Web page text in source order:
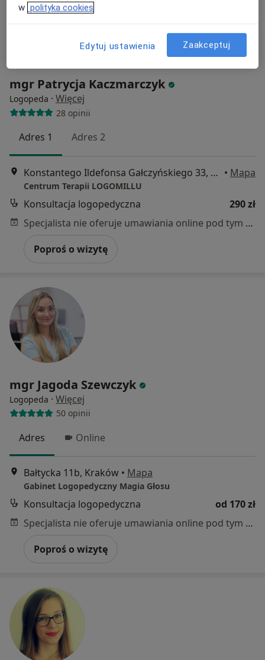
mgr Patrycja Kaczmarczyk
Logopeda · Więcej
28 opinii
Adres 1 Adres 2
Konstantego Ildefonsa Gałczyńskiego 33, Kraków • Mapa
Centrum Terapii LOGOMILLU
Konsultacja logopedyczna
290 zł
Specjalista nie oferuje umawiania online pod tym adresem.
Poproś o wizytę
mgr Jagoda Szewczyk
Logopeda · Więcej
50 opinii
Adres Online
Bałtycka 11b, Kraków • Mapa
Gabinet Logopedyczny Magia Głosu
Konsultacja logopedyczna
od 170 zł
Specjalista nie oferuje umawiania online pod tym adresem.
Poproś o wizytę
w polityka cookies
Edytuj ustawienia Zaakceptuj